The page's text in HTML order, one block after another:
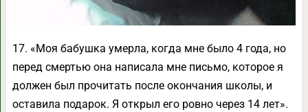
17. «Моя бабушка умерла, когда мне было 4 года, но
перед смертью она написала мне письмо, которое я
должен был прочитать после окончания школы, и
оставила подарок. Я открыл его ровно через 14 лет».